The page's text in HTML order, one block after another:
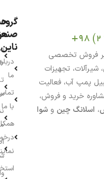
با تمرکز بر فروش تخصصی
تجهیزات
پمپ آب، فعالیت
خرید و فروش،
، اسلانگ چین و شوا
گروه
ناین
ما
با ما